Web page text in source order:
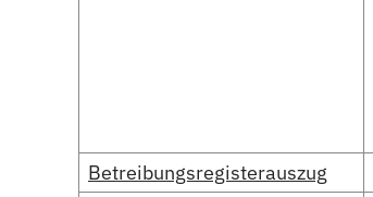
Betreibungsregisterauszug